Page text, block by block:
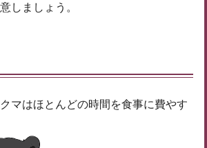
しましょう。
マはほとんどの時間を食事に費やす